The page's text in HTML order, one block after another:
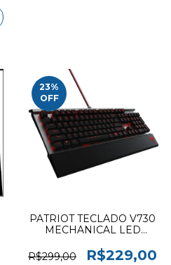
23%
OFF
PATRIOT TECLADO V730
MECHANICAL LED
R$299,00
R$229,00